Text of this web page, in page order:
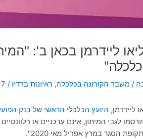
ליידרמן בכאן ב':
/ משבר הקורונה בכלכלה, ראיונות ברדיו /
17
ליידרמן, היועץ הכלכלי הראשי של בנק
לגבי המיתון, אינם עדכניים או
הסגר במרץ אפריל מאי 2020".